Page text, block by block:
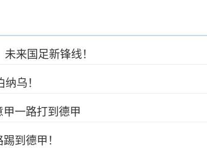
来国足新锋线！
乌！
一路打到德甲
到德甲！